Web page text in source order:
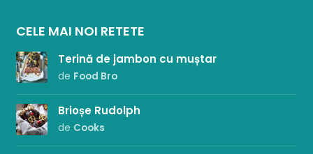
CELE MAI NOI RETETE
Terină de jambon cu muștar
de Food Bro
Brioșe Rudolph
de Cooks